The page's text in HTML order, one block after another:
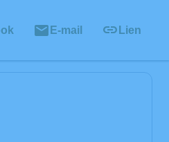
E-mail Lien